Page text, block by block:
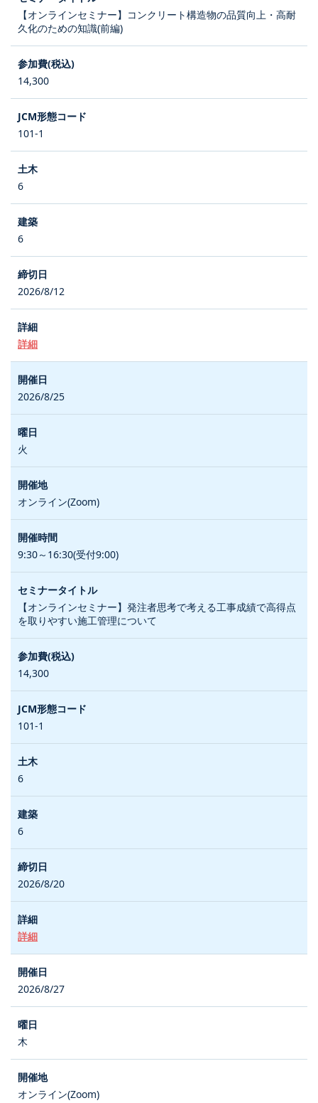
【オンラインセミナー】コンクリート構造物の品質向上・高耐
久化のための知識(前編)
14,300
101-1
6
6
2026/8/12
詳細
2026/8/25
火
オンライン(Zoom)
9:30～16:30(受付9:00)
【オンラインセミナー】発注者思考で考える工事成績で高得点
を取りやすい施工管理について
14,300
101-1
6
6
2026/8/20
詳細
2026/8/27
木
オンライン(Zoom)